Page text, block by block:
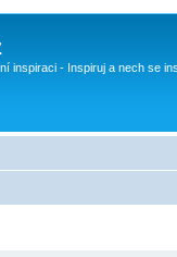
inspiraci - Inspiruj a nech se